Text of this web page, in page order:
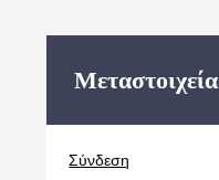
Μεταστοιχεία
Σύνδεση